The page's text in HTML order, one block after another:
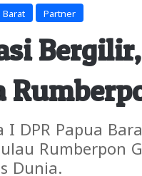
Barat Partner
I DPR Papua
Rumberpon
Dunia.